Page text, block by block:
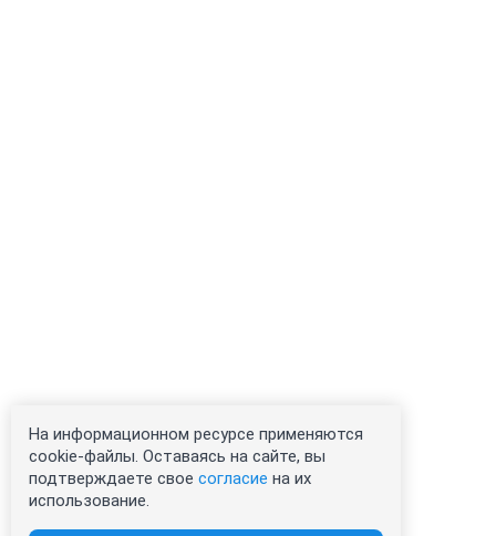
На информационном ресурсе применяются
cookie-файлы. Оставаясь на сайте, вы
подтверждаете свое согласие на их
использование.